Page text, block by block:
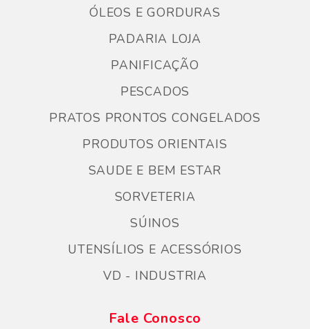
ÓLEOS E GORDURAS
PADARIA LOJA
PANIFICAÇÃO
PESCADOS
PRATOS PRONTOS CONGELADOS
PRODUTOS ORIENTAIS
SAUDE E BEM ESTAR
SORVETERIA
SÚINOS
UTENSÍLIOS E ACESSÓRIOS
VD - INDUSTRIA
Fale Conosco